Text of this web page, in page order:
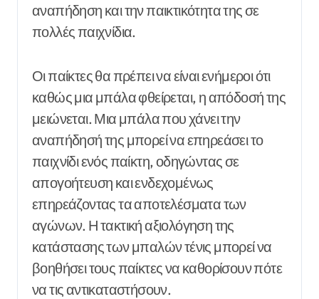
αναπήδηση και την παικτικότητα της σε
πολλές παιχνίδια.
Οι παίκτες θα πρέπει να είναι ενήμεροι ότι
καθώς μια μπάλα φθείρεται, η απόδοσή της
μειώνεται. Μια μπάλα που χάνει την
αναπήδησή της μπορεί να επηρεάσει το
παιχνίδι ενός παίκτη, οδηγώντας σε
απογοήτευση και ενδεχομένως
επηρεάζοντας τα αποτελέσματα των
αγώνων. Η τακτική αξιολόγηση της
κατάστασης των μπαλών τένις μπορεί να
βοηθήσει τους παίκτες να καθορίσουν πότε
να τις αντικαταστήσουν.